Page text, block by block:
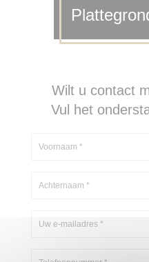
Wilt u contact
Vul het